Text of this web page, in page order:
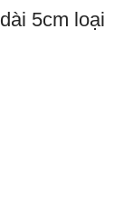
5cm loại